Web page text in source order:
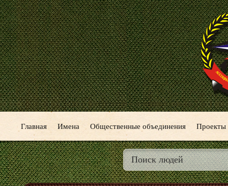
Главная Имена Общественные объединения Проекты